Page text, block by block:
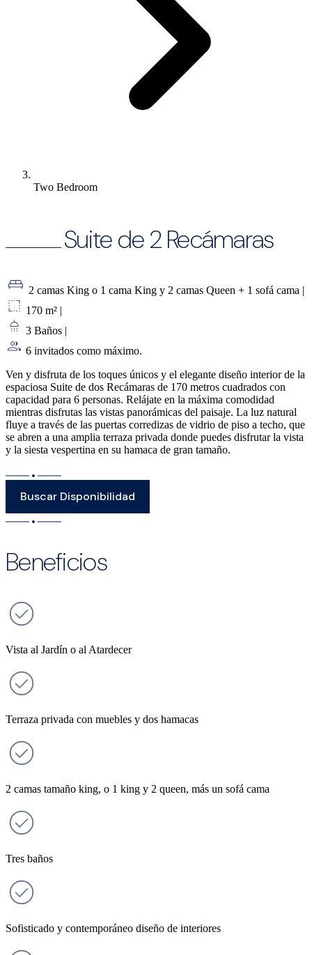
Two Bedroom
Suite de 2 Recámaras
2 camas King o 1 cama King y 2 camas Queen + 1 sofá cama |
170 m² |
3 Baños |
6 invitados como máximo.
Ven y disfruta de los toques únicos y el elegante diseño interior de la
espaciosa Suite de dos Recámaras de 170 metros cuadrados con
capacidad para 6 personas. Relájate en la máxima comodidad
mientras disfrutas las vistas panorámicas del paisaje. La luz natural
fluye a través de las puertas corredizas de vidrio de piso a techo, que
se abren a una amplia terraza privada donde puedes disfrutar la vista
y la siesta vespertina en su hamaca de gran tamaño.
Buscar Disponibilidad
Beneficios
Vista al Jardín o al Atardecer
Terraza privada con muebles y dos hamacas
2 camas tamaño king, o 1 king y 2 queen, más un sofá cama
Tres baños
Sofisticado y contemporáneo diseño de interiores